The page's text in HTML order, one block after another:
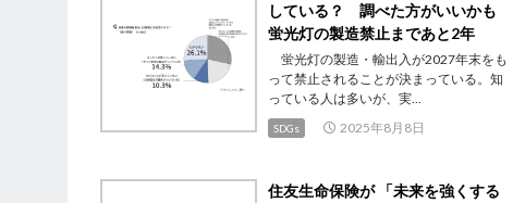
している？ 調べた方がいいかも
蛍光灯の製造禁止まであと2年
蛍光灯の製造・輸出入が2027年末をも
って禁止されることが決まっている。知
っている人は多いが、実...
SDGs 2025年8月8日
住友生命保険が 「未来を強くする